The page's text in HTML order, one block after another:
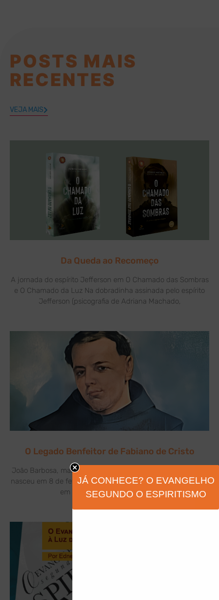
POSTS MAIS
RECENTES
VEJA MAIS
Da Queda ao Recomeço
A jornada do espírito Jefferson em O Chamado das Sombras
e O Chamado da Luz Na dobradinha assinada pelo espírito
Jefferson (psicografia de Adriana Machado,
O Legado Benfeitor de Fabiano de Cristo
João Barbosa, mais conhecido como Frei Fabiano de Cristo,
nasceu em 8 de fevereiro de 1676, na freguesia de Soengas,
em Portugal. Filho de Gervásio
JÁ CONHECE? O EVANGELHO
SEGUNDO O ESPIRITISMO